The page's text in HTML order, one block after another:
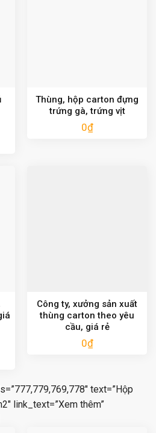
Thùng, hộp carton đựng
trứng gà, trứng vịt
0₫
Công ty, xưởng sản xuất
thùng carton theo yêu
cầu, giá rẻ
0₫
text=”Hộp
link_text=”Xem thêm”